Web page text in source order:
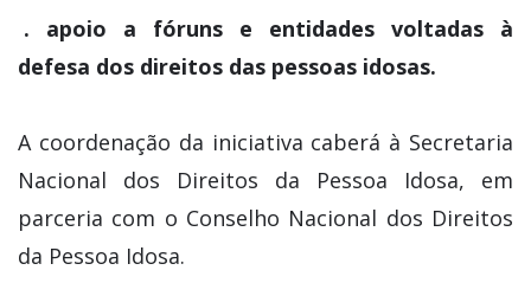
. apoio a fóruns e entidades voltadas à
defesa dos direitos das pessoas idosas.
A coordenação da iniciativa caberá à Secretaria
Nacional dos Direitos da Pessoa Idosa, em
parceria com o Conselho Nacional dos Direitos
da Pessoa Idosa.